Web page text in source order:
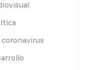
coronavirus